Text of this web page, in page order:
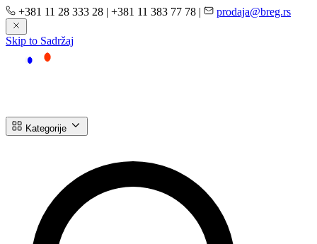
+381 11 28 333 28 | +381 11 383 77 78 | prodaja@breg.rs
Skip to Sadržaj
Kategorije